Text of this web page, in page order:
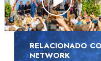
RELACIONADO
NETWORK